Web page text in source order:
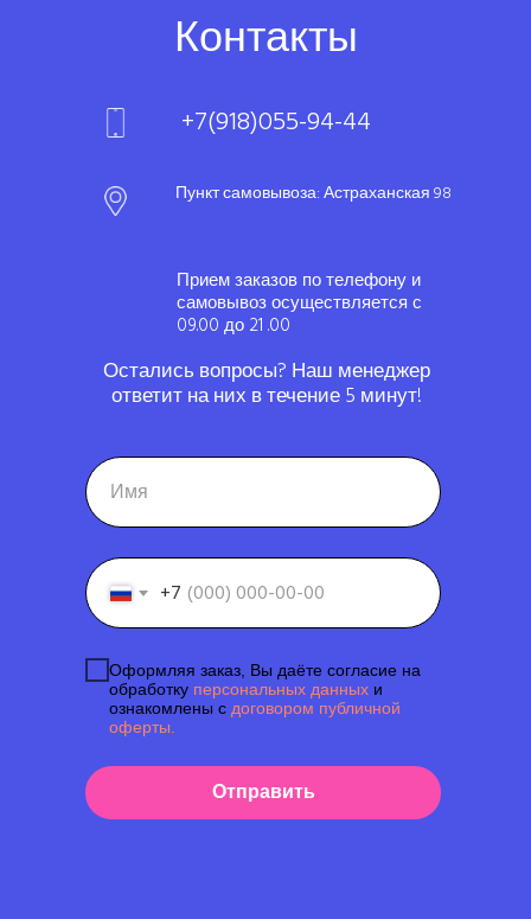
+7
Оформляя заказ, Вы даёте согласие на
обработку персональных данных и
ознакомлены с договором публичной
оферты.
Отправить
Контакты
Пункт самовывоза: Астраханская 98
+7(918)055-94-44
Прием заказов по телефону и
самовывоз осуществляется с
09.00 до 21 .00
Остались вопросы? Наш менеджер
ответит на них в течение 5 минут!